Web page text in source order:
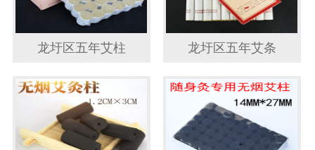
龙圩区五年艾柱 龙圩区五年艾条